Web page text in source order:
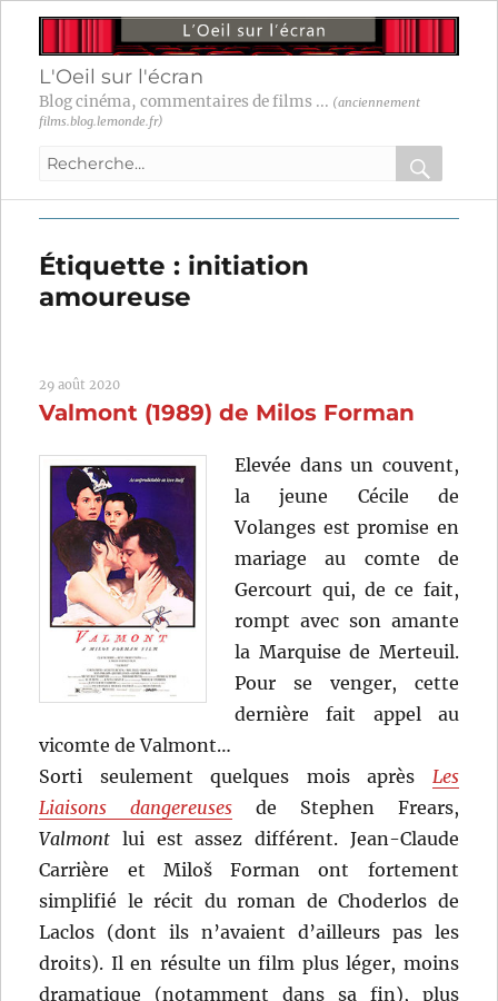
L'Oeil sur l'écran
Blog cinéma, commentaires de films ... (anciennement
films.blog.lemonde.fr)
Recherche
:
OK
Étiquette : initiation
amoureuse
29 août 2020
Valmont (1989) de Milos Forman
Elevée dans un couvent,
la jeune Cécile de
Volanges est promise en
mariage au comte de
Gercourt qui, de ce fait,
rompt avec son amante
la Marquise de Merteuil.
Pour se venger, cette
dernière fait appel au
vicomte de Valmont…
Sorti seulement quelques mois après Les
Liaisons dangereuses de Stephen Frears,
Valmont lui est assez différent. Jean-Claude
Carrière et Miloš Forman ont fortement
simplifié le récit du roman de Choderlos de
Laclos (dont ils n’avaient d’ailleurs pas les
droits). Il en résulte un film plus léger, moins
dramatique (notamment dans sa fin), plus